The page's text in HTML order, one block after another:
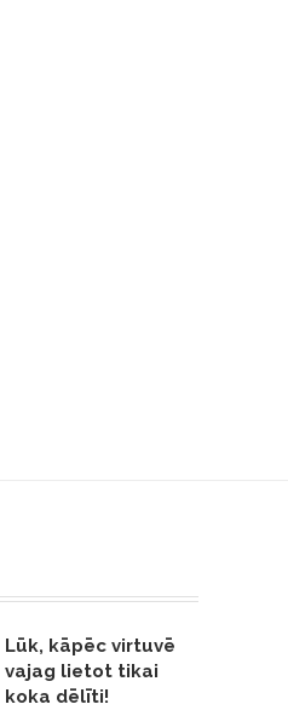
Lūk, kāpēc virtuvē
vajag lietot tikai
koka dēlīti!